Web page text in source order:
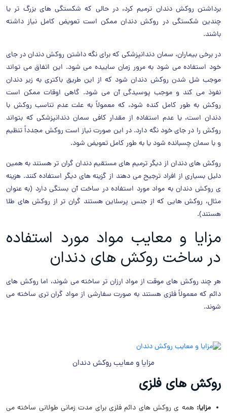
برداشتن روکش دندان ترمیم کرد، در حالی که شکستگی های بزرگ تر یا
چندین شکستگی در روکش دندان ممکن است تعویض کامل نیاز داشته
باشند.
در برخی بیماران، سمان دندانپزشکی که برای نگه داشتن روکش دندان در جای
خود استفاده می شود به مرور زمان ساییده می شود. این اتفاق می تواند
موجب شل شدن روکش دندان شود که از این طریق باکتری به زیر دندان
نفوذ می کند و موجب پوسیدگی آن می شود. گاهی اوقات ممکن است
روکش به طور کامل کنده شود، که معمولاً به علت عدم تناسب روکش با
دندان است، یا عدم استفاده از مقدار کافی سمان دندانپزشکی که بتواند
روکش را در جای خود نگه دارد. در این صورت نیاز است روکش مجدداً تنظیم
و با سمان چسبانده شود یا به طور کامل تعویض شود.
روکش های دندان از دیگر ترمیم های مستقیم دندان گران تر هستند به همین
دلیل بسیاری از افراد ترجیح می دهند از گزینه های دیگر استفاده کنند. هزینه
ی روکش دندان به مواد مورد استفاده در ساخت آن بستگی دارد (به عنوان
مثال، روکش هایی که از جنس پرسلاین هستند گران تر از روکش های طلا
هستند).
مزایا و معایب مواد مورد استفاده
در ساخت روکش های دندان
هر چند روکش های موقت از مواد ارزان تر ساخته می شوند، اما روکش های
دائم که معمولاً فلزی هستند به صورت سفارشی از مواد گران تری ساخته می
شوند.
مزایا و معایب روکش دندان
روکش های فلزی
مزایا: همه ی روکش های دائم فلزی برای مدت زمانی طولانی ساخته می